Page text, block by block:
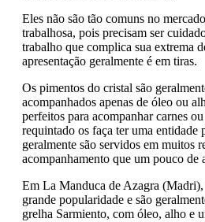
Eles não são tão comuns no
trabalhosa, pois precisam ser
trabalho que complica sua extrema
apresentação geralmente é em tiras.
Os pimentos do cristal são
acompanhados apenas de óleo ou
perfeitos para acompanhar carnes
requintado os faça ter uma entidade
geralmente são servidos em muitos
acompanhamento que um pouco de
Em La Manduca de Azagra (Madri),
grande popularidade e são
grelha Sarmiento, com óleo, alho e